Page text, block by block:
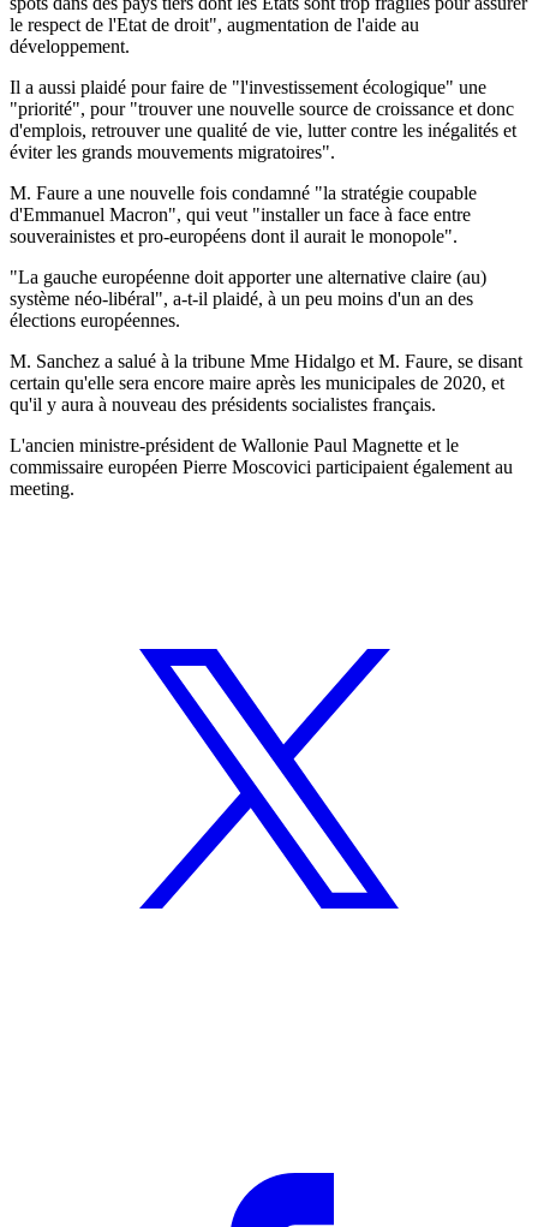
le respect de l'Etat de droit", augmentation de l'aide au
développement.
Il a aussi plaidé pour faire de "l'investissement écologique" une
"priorité", pour "trouver une nouvelle source de croissance et donc
d'emplois, retrouver une qualité de vie, lutter contre les inégalités et
éviter les grands mouvements migratoires".
M. Faure a une nouvelle fois condamné "la stratégie coupable
d'Emmanuel Macron", qui veut "installer un face à face entre
souverainistes et pro-européens dont il aurait le monopole".
"La gauche européenne doit apporter une alternative claire (au)
système néo-libéral", a-t-il plaidé, à un peu moins d'un an des
élections européennes.
M. Sanchez a salué à la tribune Mme Hidalgo et M. Faure, se disant
certain qu'elle sera encore maire après les municipales de 2020, et
qu'il y aura à nouveau des présidents socialistes français.
L'ancien ministre-président de Wallonie Paul Magnette et le
commissaire européen Pierre Moscovici participaient également au
meeting.